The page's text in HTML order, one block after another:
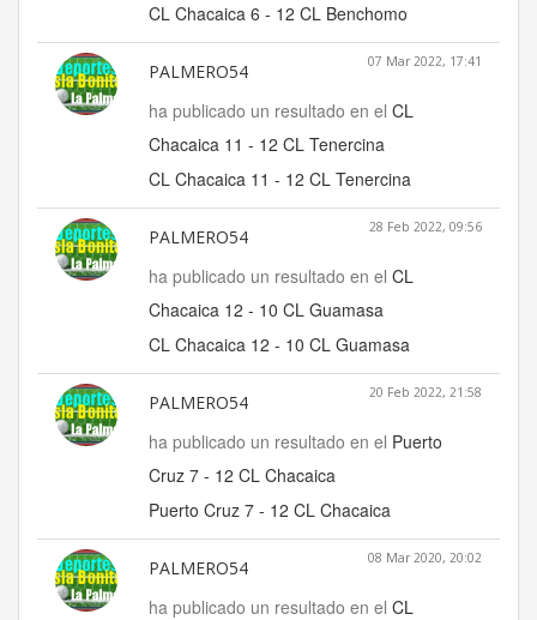
CL Chacaica 6 - 12 CL Benchomo
PALMERO54 07 Mar 2022, 17:41
ha publicado un resultado en el CL
Chacaica 11 - 12 CL Tenercina
CL Chacaica 11 - 12 CL Tenercina
PALMERO54 28 Feb 2022, 09:56
ha publicado un resultado en el CL
Chacaica 12 - 10 CL Guamasa
CL Chacaica 12 - 10 CL Guamasa
PALMERO54 20 Feb 2022, 21:58
ha publicado un resultado en el Puerto
Cruz 7 - 12 CL Chacaica
Puerto Cruz 7 - 12 CL Chacaica
PALMERO54 08 Mar 2020, 20:02
ha publicado un resultado en el CL